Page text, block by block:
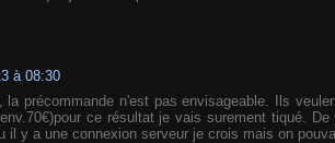
à 08:30
la précommande n'est pas envisageable. Ils
ce résultat je vais surement tiqué.
il y a une connexion serveur je crois mais on